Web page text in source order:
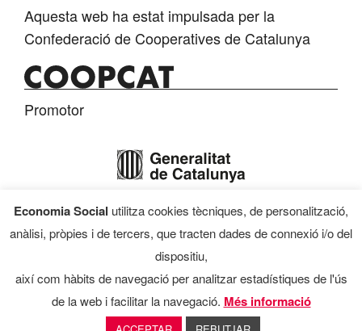
Aquesta web ha estat impulsada per la
Confederació de Cooperatives de Catalunya
Promotor
Finançament
Programa d’Economia Social, 2026
Economia Social utilitza cookies tècniques, de personalització,
anàlisi, pròpies i de tercers, que tracten dades de connexió i/o del
dispositiu,
així com hàbits de navegació per analitzar estadístiques de l'ús
de la web i facilitar la navegació. Més informació